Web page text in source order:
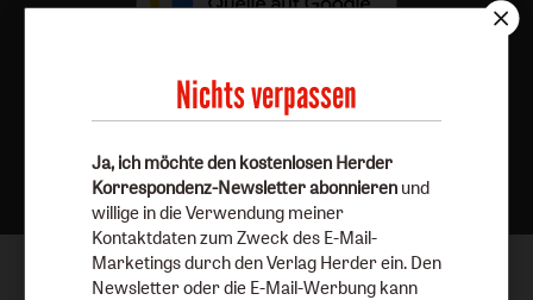
Nichts verpassen
Ja, ich möchte den kostenlosen Herder
Korrespondenz-Newsletter abonnieren und
willige in die Verwendung meiner
Kontaktdaten zum Zweck des E-Mail-
Marketings durch den Verlag Herder ein. Den
Newsletter oder die E-Mail-Werbung kann